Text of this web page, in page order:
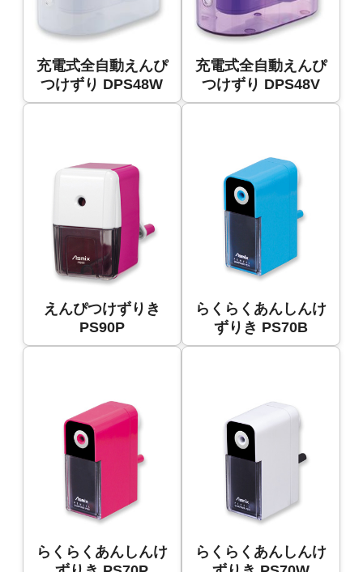
充電式全自動えんぴ
つけずり DPS48W
充電式全自動えんぴ
つけずり DPS48V
えんぴつけずりき
PS90P
らくらくあんしんけ
ずりき PS70B
らくらくあんしんけ
らくらくあんしんけ